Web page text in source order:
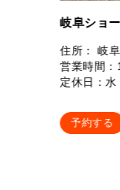
岐阜ショ
住所： 岐
営業時間
定休日：水
予約する